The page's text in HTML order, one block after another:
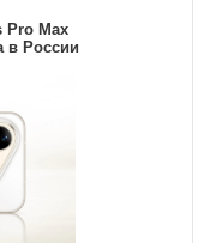
Pro Max
в России